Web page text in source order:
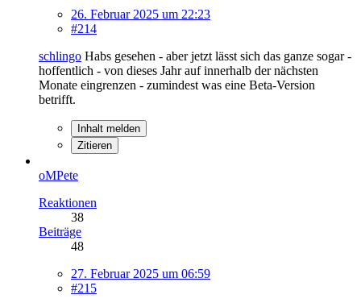
26. Februar 2025 um 22:23
#214
schlingo Habs gesehen - aber jetzt lässt sich das ganze sogar -
hoffentlich - von dieses Jahr auf innerhalb der nächsten
Monate eingrenzen - zumindest was eine Beta-Version
betrifft.
Inhalt melden
Zitieren
oMPete
Reaktionen
38
Beiträge
48
27. Februar 2025 um 06:59
#215